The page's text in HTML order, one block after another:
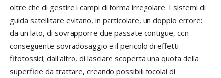
oltre che di gestire i campi di forma irregolare. I sistemi di
guida satellitare evitano, in particolare, un doppio errore:
da un lato, di sovrapporre due passate contigue, con
conseguente sovradosaggio e il pericolo di effetti
fitotossici; dall'altro, di lasciare scoperta una quota della
superficie da trattare, creando possibili focolai di